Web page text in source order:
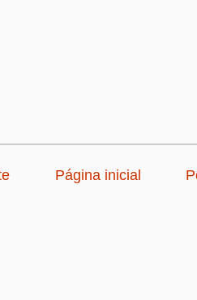
Página inicial